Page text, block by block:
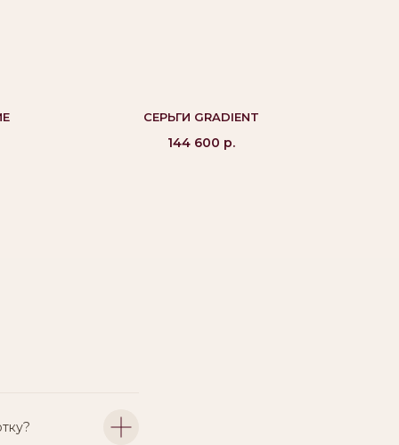
СЕРЬГИ GRADIENT
144 600 р.